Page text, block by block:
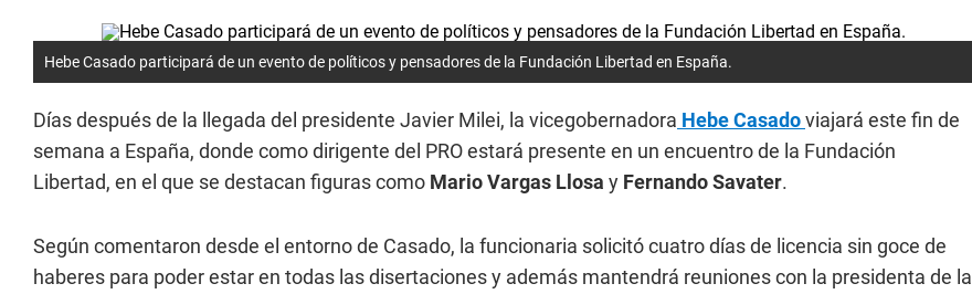
Hebe Casado participará de un evento de políticos y pensadores de la Fundación Libertad en España.
Días después de la llegada del presidente Javier Milei, la vicegobernadora Hebe Casadoviajará este fin de
semana a España, donde como dirigente del PRO estará presente en un encuentro de la Fundación
Libertad, en el que se destacan figuras como Mario Vargas Llosa y Fernando Savater.
Según comentaron desde el entorno de Casado, la funcionaria solicitó cuatro días de licencia sin goce de
haberes para poder estar en todas las disertaciones y además mantendrá reuniones con la presidenta de la